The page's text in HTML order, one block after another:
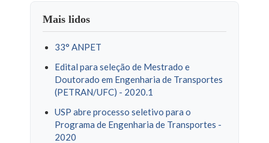
Mais lidos
33° ANPET
Edital para seleção de Mestrado e
Doutorado em Engenharia de Transportes
(PETRAN/UFC) - 2020.1
USP abre processo seletivo para o
Programa de Engenharia de Transportes -
2020